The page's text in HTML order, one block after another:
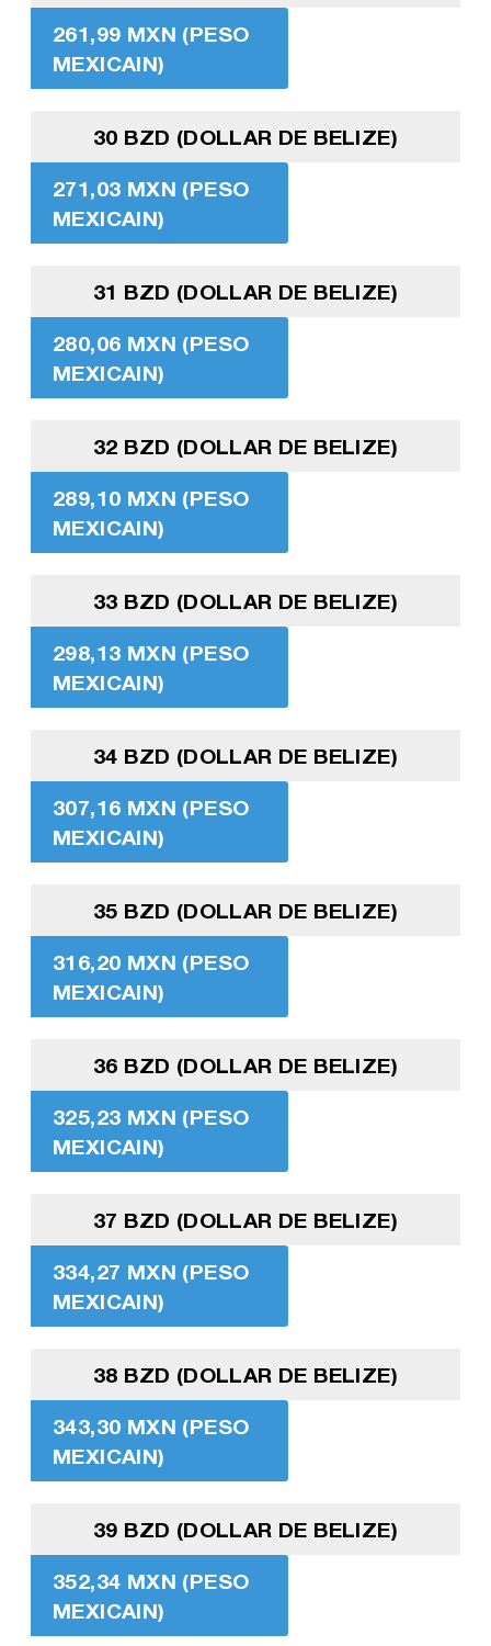
261,99 MXN (PESO
MEXICAIN)
30 BZD (DOLLAR DE BELIZE)
271,03 MXN (PESO
MEXICAIN)
31 BZD (DOLLAR DE BELIZE)
280,06 MXN (PESO
MEXICAIN)
32 BZD (DOLLAR DE BELIZE)
289,10 MXN (PESO
MEXICAIN)
33 BZD (DOLLAR DE BELIZE)
298,13 MXN (PESO
MEXICAIN)
34 BZD (DOLLAR DE BELIZE)
307,16 MXN (PESO
MEXICAIN)
35 BZD (DOLLAR DE BELIZE)
316,20 MXN (PESO
MEXICAIN)
36 BZD (DOLLAR DE BELIZE)
325,23 MXN (PESO
MEXICAIN)
37 BZD (DOLLAR DE BELIZE)
334,27 MXN (PESO
MEXICAIN)
38 BZD (DOLLAR DE BELIZE)
343,30 MXN (PESO
MEXICAIN)
39 BZD (DOLLAR DE BELIZE)
352,34 MXN (PESO
MEXICAIN)